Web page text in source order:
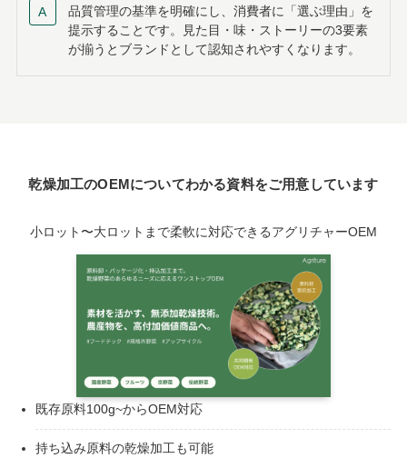
品質管理の基準を明確にし、消費者に「選ぶ理由」を
提示することです。見た目・味・ストーリーの3要素
が揃うとブランドとして認知されやすくなります。
乾燥加工のOEMについてわかる資料をご用意しています
小ロット〜大ロットまで柔軟に対応できるアグリチャーOEM
既存原料100g~からOEM対応
持ち込み原料の乾燥加工も可能